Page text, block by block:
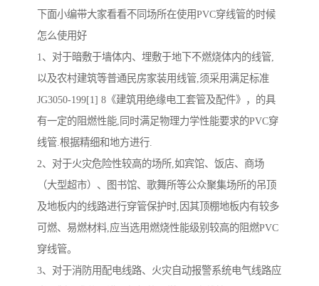
下面小编带大家看看不同场所在使用PVC穿线管的时候
怎么使用好
1、对于暗敷于墙体内、埋敷于地下不燃烧体内的线管,
以及农村建筑等普通民房家装用线管,须采用满足标准
JG3050-199[1] 8《建筑用绝缘电工套管及配件》，的具
有一定的阻燃性能,同时满足物理力学性能要求的PVC穿
线管.根据精细和地方进行.
2、对于火灾危险性较高的场所,如宾馆、饭店、商场
（大型超市）、图书馆、歌舞所等公众聚集场所的吊顶
及地板内的线路进行穿管保护时,因其顶棚地板内有较多
可燃、易燃材料,应当选用燃烧性能级别较高的阻燃PVC
穿线管。
3、对于消防用配电线路、火灾自动报警系统电气线路应